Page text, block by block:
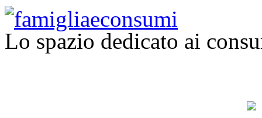
Lo spazio dedicato ai